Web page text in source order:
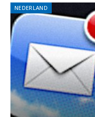
NEDERLAND